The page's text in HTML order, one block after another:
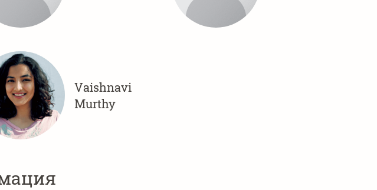
Vaishnavi
Murthy